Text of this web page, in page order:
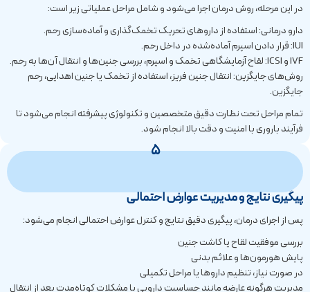
در این مرحله، روش درمان اجرا می‌شود و شامل مراحل عملیاتی زیر است:
دارو درمانی: استفاده از داروهای تحریک تخمک‌گذاری و آماده‌سازی رحم.
IUI: قرار دادن اسپرم آماده‌شده در داخل رحم.
IVF و ICSI: لقاح آزمایشگاهی تخمک و اسپرم، بررسی جنین‌ها و انتقال آن‌ها به رحم.
روش‌های جایگزین: انتقال جنین فریز، استفاده از تخمک یا جنین اهدایی، رحم
جایگزین.
تمام مراحل تحت نظارت دقیق متخصصین و تکنولوژی پیشرفته انجام می‌شود تا
فرآیند باروری با امنیت و دقت بالا انجام شود.
5
پیگیری نتایج و مدیریت عوارض احتمالی
پس از اجرای درمان، پیگیری دقیق نتایج و کنترل عوارض احتمالی انجام می‌شود:
بررسی موفقیت لقاح یا کاشت جنین
پایش هورمون‌ها و علائم بدنی
در صورت نیاز، تنظیم داروها یا مراحل تکمیلی
مدیریت هرگونه عارضه مانند حساسیت دارویی یا مشکلات کوتاه‌مدت بعد از انتقال